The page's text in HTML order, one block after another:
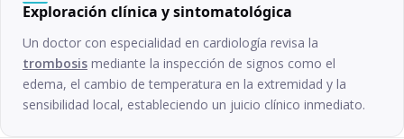
Exploración clínica y sintomatológica
Un doctor con especialidad en cardiología revisa la
trombosis mediante la inspección de signos como el
edema, el cambio de temperatura en la extremidad y la
sensibilidad local, estableciendo un juicio clínico inmediato.